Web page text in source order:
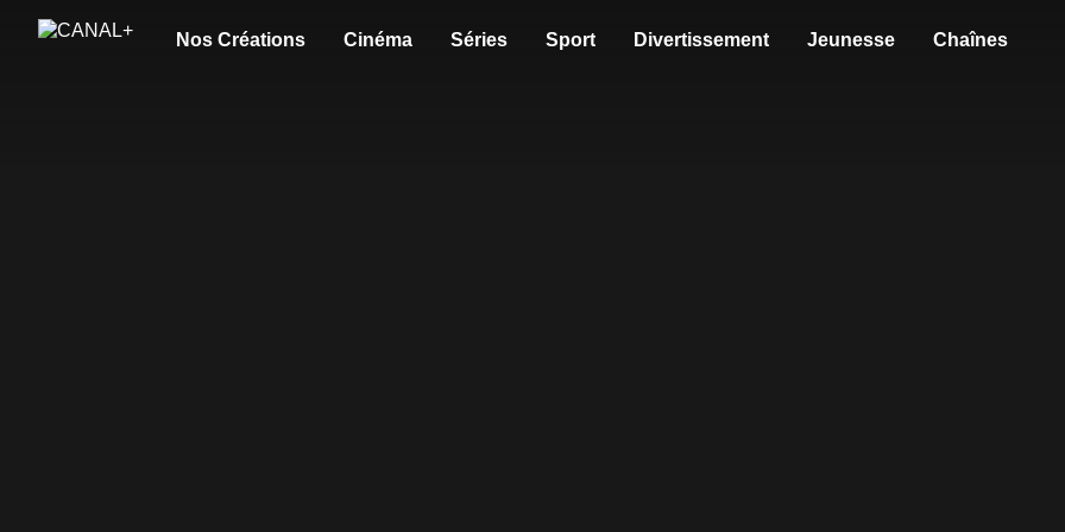
Nos Créations Cinéma Séries Sport Divertissement Jeunesse Chaînes